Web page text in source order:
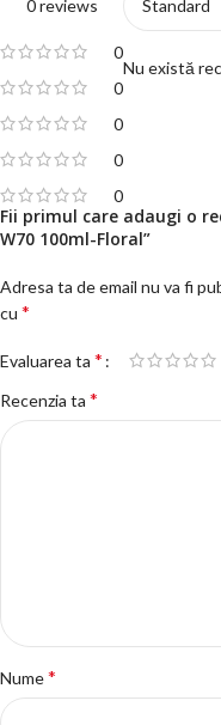
0 reviews
0
0
0
0
0
Nu există
Fii primul care adaugi o
W70 100ml-Floral”
Adresa ta de email nu va fi
cu *
Evaluarea ta *
Recenzia ta *
Nume*